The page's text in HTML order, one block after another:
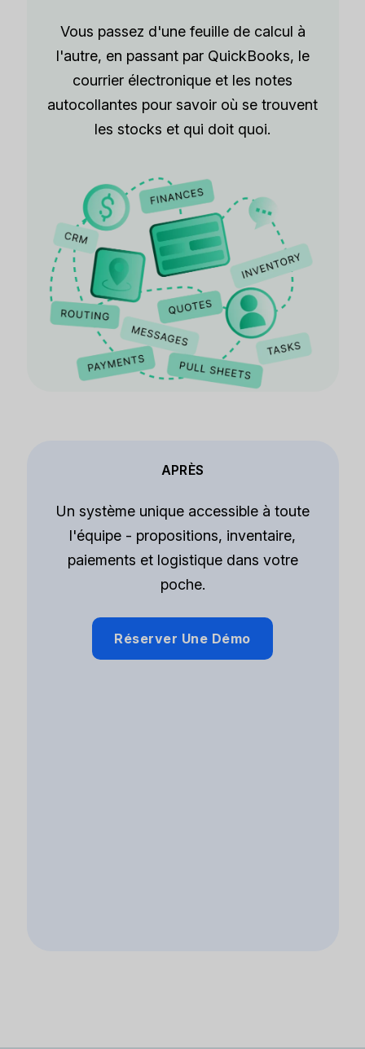
Vous passez d'une feuille de calcul à
l'autre, en passant par QuickBooks, le
courrier électronique et les notes
autocollantes pour savoir où se trouvent
les stocks et qui doit quoi.
APRÈS
Un système unique accessible à toute
l'équipe - propositions, inventaire,
paiements et logistique dans votre
poche.
Réserver Une Démo